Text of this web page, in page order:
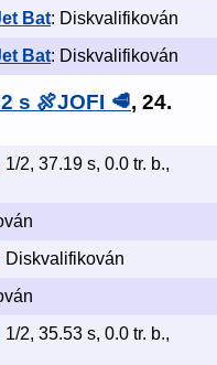
Bat: Diskvalifikován
Bat: Diskvalifikován
s 🍖JOFI 🥩, 24.
1/2, 37.19 s, 0.0 tr. b.,
Diskvalifikován
1/2, 35.53 s, 0.0 tr. b.,